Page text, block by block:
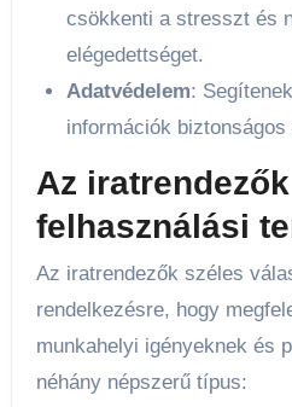
csökkenti a stresszt és
elégedettséget.
Adatvédelem:
információk biztonságos
Az
felhasználási
Az iratrendezők széles
rendelkezésre, hogy
munkahelyi igényeknek és
néhány népszerű típus: